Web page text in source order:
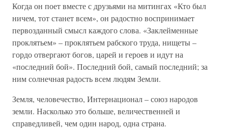
Когда он поет вместе с друзьями на митингах «Кто был
ничем, тот станет всем», он радостно воспринимает
первозданный смысл каждого слова. «Заклейменные
проклятьем» – проклятьем рабского труда, нищеты –
гордо отвергают богов, царей и героев и идут на
«последний бой». Последний бой, самый последний; за
ним солнечная радость всем людям Земли.
Земля, человечество, Интернационал – союз народов
земли. Насколько это больше, величественней и
справедливей, чем один народ, одна страна.